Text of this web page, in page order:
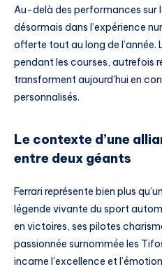
Au-delà des performances sur
désormais dans l’expérience
offerte tout au long de l’année.
pendant les courses, autrefois
transforment aujourd’hui en
personnalisés.
Le contexte d’une
entre deux géants
Ferrari représente bien plus
légende vivante du sport
en victoires, ses pilotes
passionnée surnommée les
incarne l’excellence et